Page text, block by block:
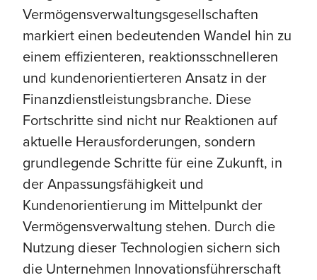
Vermögensverwaltungsgesellschaften
markiert einen bedeutenden Wandel hin zu
einem effizienteren, reaktionsschnelleren
und kundenorientierteren Ansatz in der
Finanzdienstleistungsbranche. Diese
Fortschritte sind nicht nur Reaktionen auf
aktuelle Herausforderungen, sondern
grundlegende Schritte für eine Zukunft, in
der Anpassungsfähigkeit und
Kundenorientierung im Mittelpunkt der
Vermögensverwaltung stehen. Durch die
Nutzung dieser Technologien sichern sich
die Unternehmen Innovationsführerschaft